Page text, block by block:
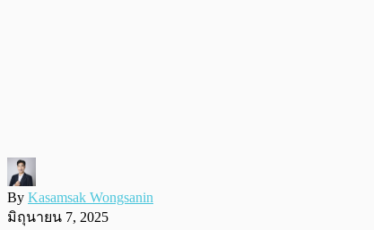
By Kasamsak Wongsanin
มิถุนายน 7, 2025